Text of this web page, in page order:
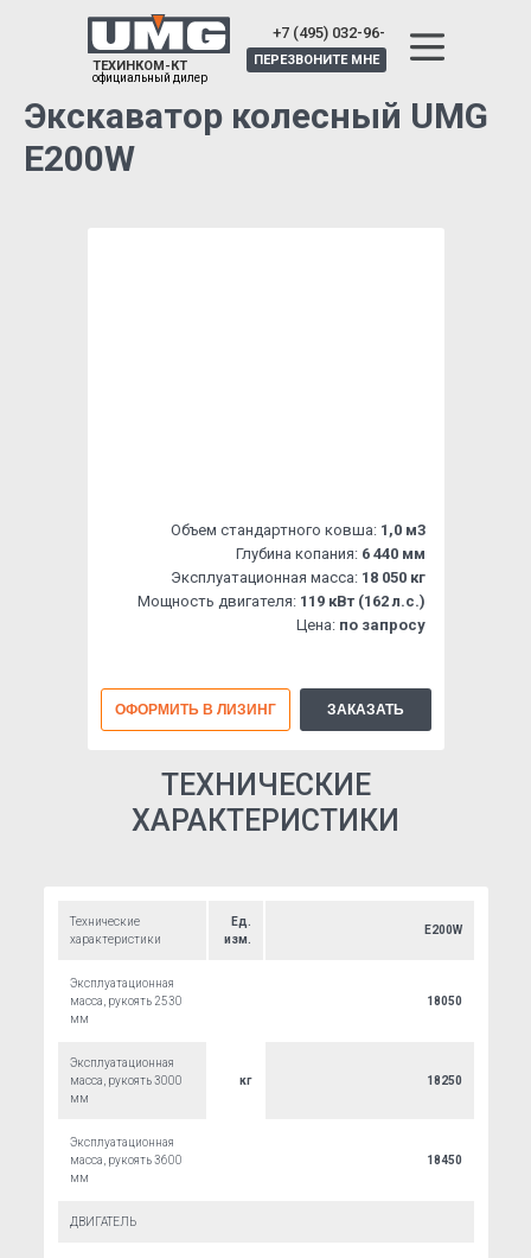
+7 (495) 032-96-
25
ПЕРЕЗВОНИТЕ МНЕ
ТЕХИНКОМ-КТ
официальный дилер
Экскаватор колесный UMG
E200W
ЗАКАЗАТЬ
ОФОРМИТЬ В ЛИЗИНГ
Объем стандартного ковша: 1,0 м3
Глубина копания: 6 440 мм
Эксплуатационная масса: 18 050 кг
Мощность двигателя: 119 кВт (162 л.с.)
Цена: по запросу
ТЕХНИЧЕСКИЕ
ХАРАКТЕРИСТИКИ
Технические
характеристики
Ед.
изм.
E200W
Эксплуатационная
масса, рукоять 2530
мм
кг
18050
Эксплуатационная
масса, рукоять 3000
мм
18250
Эксплуатационная
масса, рукоять 3600
мм
18450
ДВИГАТЕЛЬ